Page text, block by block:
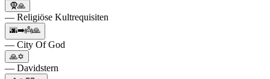
🧕🙏
— Religiöse Kultrequisiten
🌆➡️👼🙏
— City Of God
🙏✡️
— Davidstern